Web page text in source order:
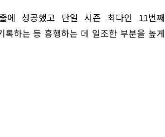
에 성공했고 단일 시즌 최다인 11번째
하는 등 흥행하는 데 일조한 부분을 높게